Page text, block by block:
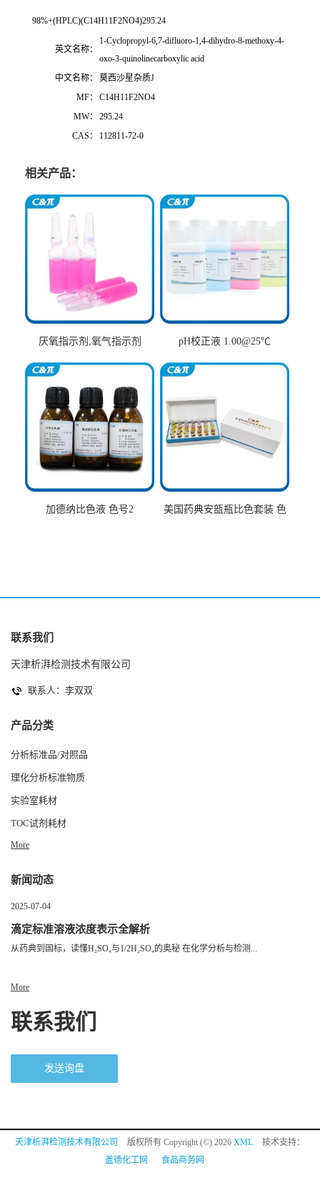
98%+(HPLC)(C14H11F2NO4)295.24
英文名称：
1-Cyclopropyl-6,7-difluoro-1,4-dihydro-8-methoxy-4-
oxo-3-quinolinecarboxylic acid
中文名称：
莫西沙星杂质J
MF：
C14H11F2NO4
MW：
295.24
CAS：
112811-72-0
相关产品：
厌氧指示剂,氧气指示剂 pH校正液 1.00@25℃
加德纳比色液 色号2
美国药典安瓿瓶比色套装 色
联系我们
天津析湃检测技术有限公司
联系人：李双双
产品分类
分析标准品/对照品
理化分析标准物质
实验室耗材
TOC试剂耗材
More
新闻动态
2025-07-04
滴定标准溶液浓度表示全解析
从药典到国标，读懂H₂SO₄与1/2H₂SO₄的奥秘 在化学分析与检测...
More
联系我们
发送询盘
天津析湃检测技术有限公司 版权所有 Copyright (©) 2026 XML
技术支持：
盖德化工网
食品商务网